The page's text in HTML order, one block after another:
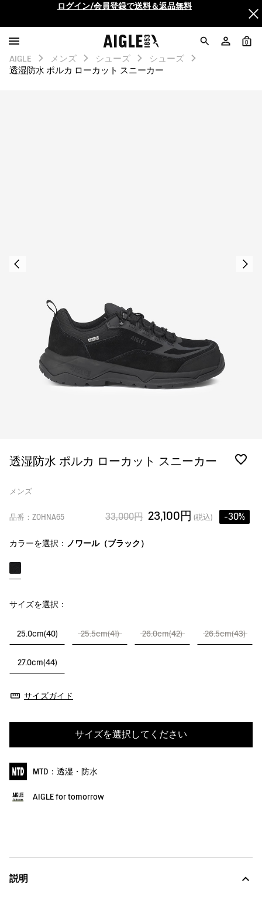
【最大50%OFF】FINAL SALEがスタート！
ログイン/会員登録で送料＆返品無料
0
AIGLE メンズ シューズ
シューズ
透湿防水 ポルカ ローカット スニーカー
透湿防水 ポルカ ローカット スニーカー
メンズ
品番：ZOHNA65 33,000円 23,100円 (税込) -30%
カラーを選択： ノワール（ブラック）
サイズを選択：
25.0cm(40) 25.5cm(41) 26.0cm(42) 26.5cm(43)
27.0cm(44)
サイズガイド
サイズを選択してください
MTD：透湿・防水
AIGLE for tomorrow
説明